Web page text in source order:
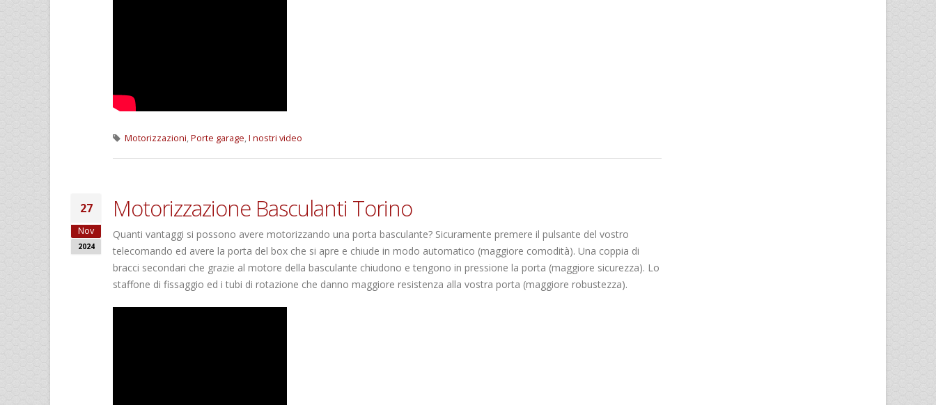
Motorizzazioni,Porte garage,I nostri video
27
Nov
2024
Motorizzazione Basculanti Torino
Quanti vantaggi si possono avere motorizzando una porta basculante? Sicuramente premere il pulsante del vostro
telecomando ed avere la porta del box che si apre e chiude in modo automatico (maggiore comodità). Una coppia di
bracci secondari che grazie al motore della basculante chiudono e tengono in pressione la porta (maggiore sicurezza). Lo
staffone di fissaggio ed i tubi di rotazione che danno maggiore resistenza alla vostra porta (maggiore robustezza).